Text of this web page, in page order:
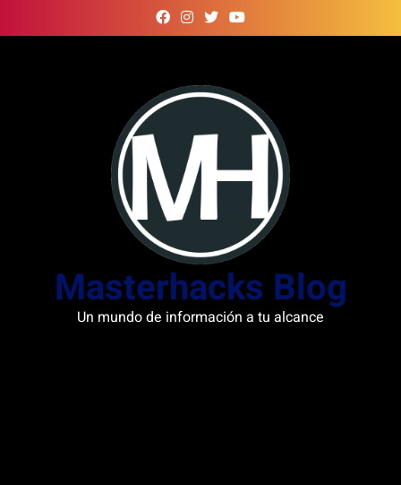
to
Masterhacks Blog
Un mundo de información a tu alcance